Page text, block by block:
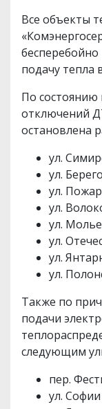
Все объекты
подачу тепла
По состоянию
отключений
остановлена
ул.
ул.
ул.
ул.
ул.
ул.
ул.
ул.
Также по
подачи
следующим
пер.
ул.